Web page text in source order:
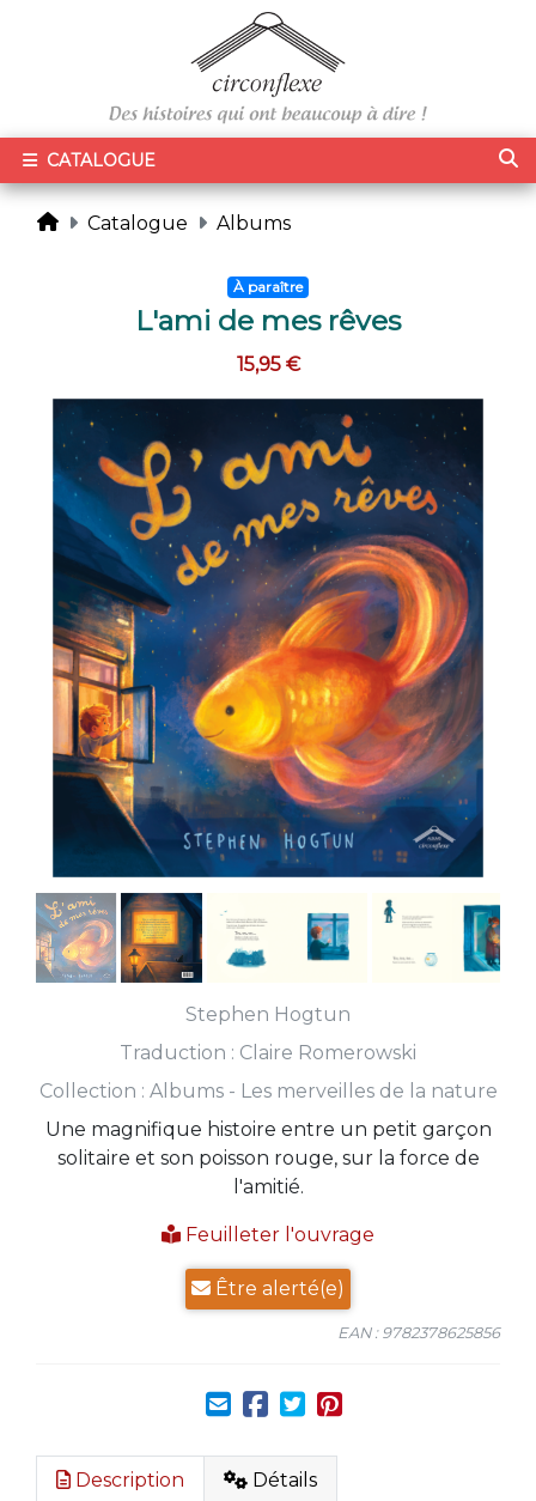
CATALOGUE
Catalogue Albums
À paraître
L'ami de mes rêves
15,95 €
Stephen Hogtun
Traduction : Claire Romerowski
Collection : Albums - Les merveilles de la nature
Une magnifique histoire entre un petit garçon
solitaire et son poisson rouge, sur la force de
l'amitié.
Feuilleter l'ouvrage
Être alerté(e)
EAN : 9782378625856
Description Détails